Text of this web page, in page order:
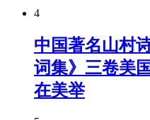
4
中国著名山村
词集》三卷美
在美举